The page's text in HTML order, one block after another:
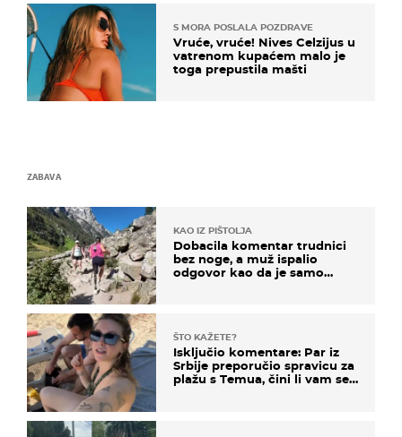
S MORA POSLALA POZDRAVE
Vruće, vruće! Nives Celzijus u
vatrenom kupaćem malo je
toga prepustila mašti
ZABAVA
KAO IZ PIŠTOLJA
Dobacila komentar trudnici
bez noge, a muž ispalio
odgovor kao da je samo
ŠTO KAŽETE?
Isključio komentare: Par iz
Srbije preporučio spravicu za
plažu s Temua, čini li vam se